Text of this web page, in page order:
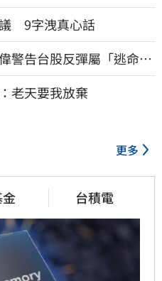
9字洩真心話
警告台股反彈屬「逃命
老天要我放棄
更多
台積電